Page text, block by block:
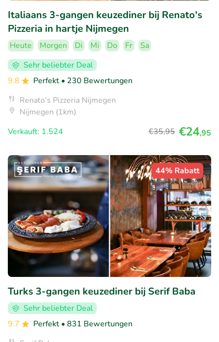
Italiaans 3-gangen keuzediner bij Renato's
Pizzeria in hartje Nijmegen
Heute Morgen Di Mi Do Fr
Sa
Sehr beliebter Deal
9.8
Perfekt • 230 Bewertungen
Renato's Pizzeria Nijmegen
Nijmegen (1km)
Verkauft: 1.524
€35,95 €24,95
44% Rabatt
Turks 3-gangen keuzediner bij Serif Baba
Sehr beliebter Deal
9.7
Perfekt • 831 Bewertungen